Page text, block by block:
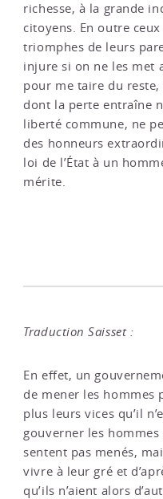
richesse, à la grande
citoyens. En outre
triomphes de leurs
injure si on ne les met
pour me taire du reste,
dont la perte entraîne
liberté commune, ne
des honneurs
loi de l’État à un
mérite.
Traduction Saisset :
En effet, un
de mener les hommes
plus leurs vices qu’il
gouverner les hommes
sentent pas menés,
vivre à leur gré et
qu’ils n’aient alors